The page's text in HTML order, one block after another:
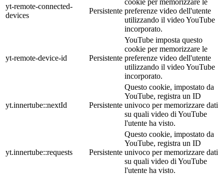
yt-remote-connected-
devices
Persistente preferenze video dell'utente
utilizzando il video YouTube
incorporato.
yt-remote-device-id Persistente
YouTube imposta questo
cookie per memorizzare le
preferenze video dell'utente
utilizzando il video YouTube
incorporato.
yt.innertube::nextId Persistente
Questo cookie, impostato da
YouTube, registra un ID
univoco per memorizzare dati
su quali video di YouTube
l'utente ha visto.
yt.innertube::requests Persistente
Questo cookie, impostato da
YouTube, registra un ID
univoco per memorizzare dati
su quali video di YouTube
l'utente ha visto.